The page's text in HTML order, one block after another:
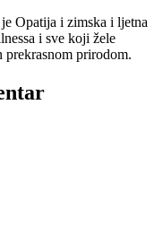
Opatija i zimska i ljetna
i sve koji žele
prekrasnom prirodom.